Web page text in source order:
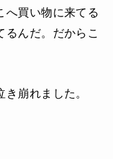
へ買い物に来てる
るんだ。だからこ
崩れました。